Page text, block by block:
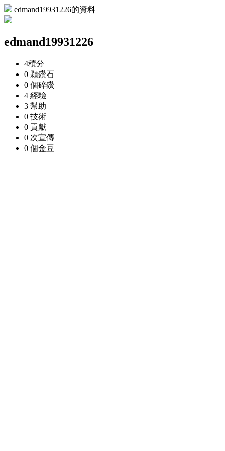
edmand19931226的資料
edmand19931226
4積分
0 顆鑽石
0 個碎鑽
4 經驗
3 幫助
0 技術
0 貢獻
0 次宣傳
0 個金豆